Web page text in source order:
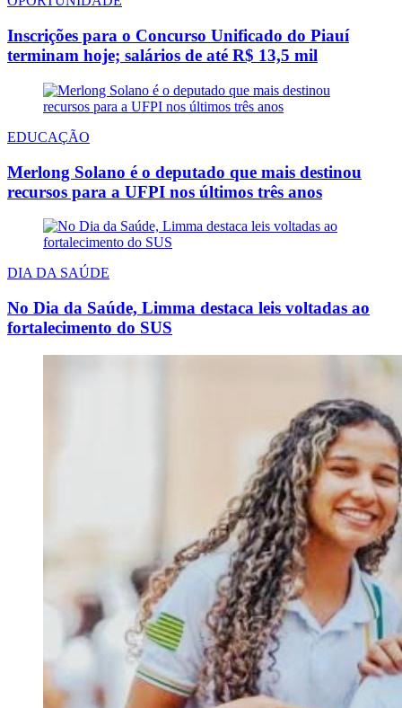
Inscrições para o Concurso Unificado do Piauí
terminam hoje; salários de até R$ 13,5 mil
EDUCAÇÃO
Merlong Solano é o deputado que mais destinou
recursos para a UFPI nos últimos três anos
DIA DA SAÚDE
No Dia da Saúde, Limma destaca leis voltadas ao
fortalecimento do SUS